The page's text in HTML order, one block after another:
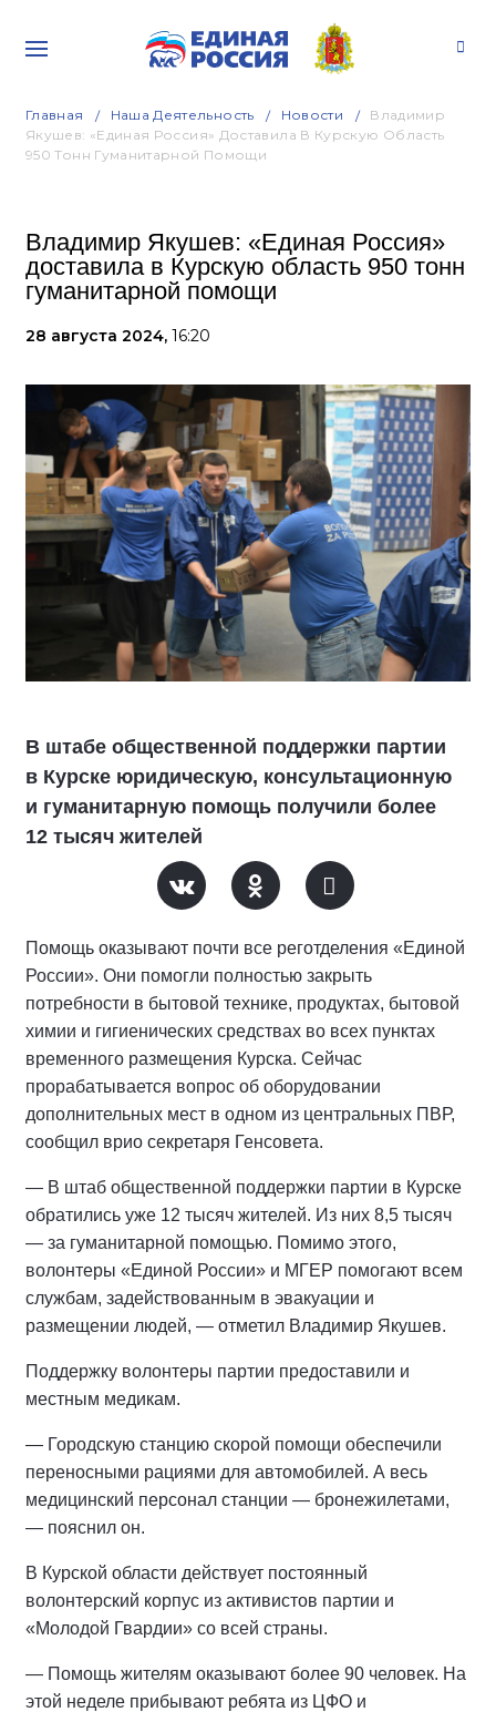
Главная Наша Деятельность Новости
Владимир
Якушев: «Единая Россия» Доставила В Курскую Область
950 Тонн Гуманитарной Помощи
Владимир Якушев: «Единая Россия»
доставила в Курскую область 950 тонн
гуманитарной помощи
28 августа 2024, 16:20
В штабе общественной поддержки партии
в Курске юридическую, консультационную
и гуманитарную помощь получили более
12 тысяч жителей
Помощь оказывают почти все реготделения «Единой
России». Они помогли полностью закрыть
потребности в бытовой технике, продуктах, бытовой
химии и гигиенических средствах во всех пунктах
временного размещения Курска. Сейчас
прорабатывается вопрос об оборудовании
дополнительных мест в одном из центральных ПВР,
сообщил врио секретаря Генсовета.
— В штаб общественной поддержки партии в Курске
обратились уже 12 тысяч жителей. Из них 8,5 тысяч
— за гуманитарной помощью. Помимо этого,
волонтеры «Единой России» и МГЕР помогают всем
службам, задействованным в эвакуации и
размещении людей, — отметил Владимир Якушев.
Поддержку волонтеры партии предоставили и
местным медикам.
— Городскую станцию скорой помощи обеспечили
переносными рациями для автомобилей. А весь
медицинский персонал станции — бронежилетами,
— пояснил он.
В Курской области действует постоянный
волонтерский корпус из активистов партии и
«Молодой Гвардии» со всей страны.
— Помощь жителям оказывают более 90 человек. На
этой неделе прибывают ребята из ЦФО и